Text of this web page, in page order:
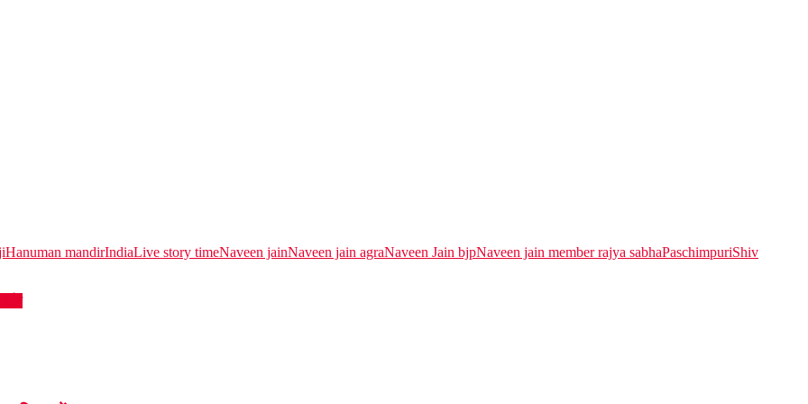
Hanuman mandirIndiaLive story timeNaveen jainNaveen jain agraNaveen Jain bjpNaveen jain member rajya sabhaPaschimpuriShiv